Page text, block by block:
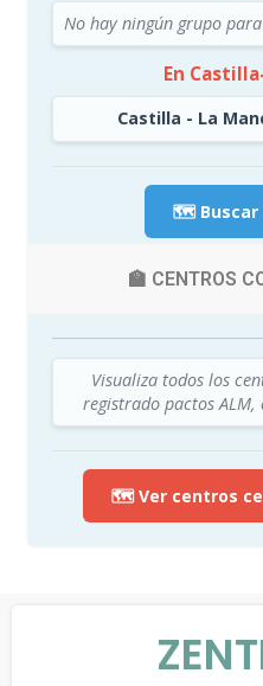
No hay ningún grupo
En
Castilla - La
🗺️ Buscar
🏫 CENTROS
Visualiza todos los
registrado pactos
🗺️ Ver centros